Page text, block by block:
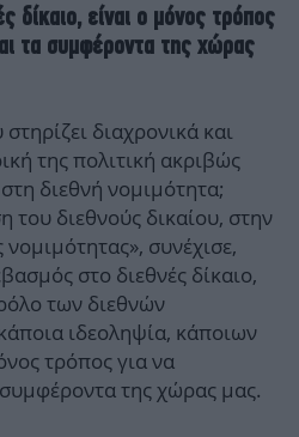
δίκαιο, είναι ο μόνος τρόπος
τα συμφέροντα της χώρας
διαχρονικά και
της πολιτική ακριβώς
διεθνή νομιμότητα;
του διεθνούς δικαίου, στην
συνέχισε,
στο διεθνές δίκαιο,
των διεθνών
ιδεοληψία, κάποιων
τρόπος για να
της χώρας μας.